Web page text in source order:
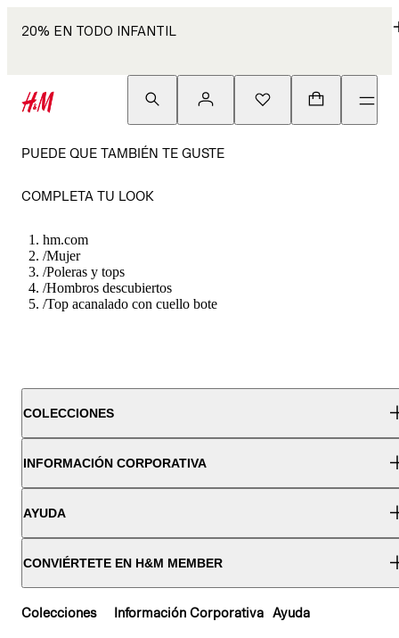
20% EN TODO INFANTIL
PUEDE QUE TAMBIÉN TE GUSTE
COMPLETA TU LOOK
hm.com
/Mujer
/Poleras y tops
/Hombros descubiertos
/Top acanalado con cuello bote
COLECCIONES
INFORMACIÓN CORPORATIVA
AYUDA
CONVIÉRTETE EN H&M MEMBER
Colecciones Información Corporativa Ayuda